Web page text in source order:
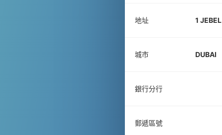
地址 1
城市 DUBAI
銀行分行
郵遞區號